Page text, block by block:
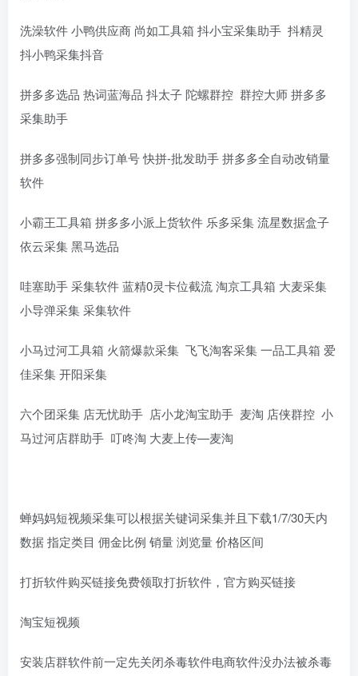
洗澡软件 小鸭供应商 尚如工具箱 抖小宝采集助手 抖精灵
抖小鸭采集抖音
拼多多选品 热词蓝海品 抖太子 陀螺群控 群控大师 拼多多
采集助手
拼多多强制同步订单号 快拼-批发助手 拼多多全自动改销量
软件
小霸王工具箱 拼多多小派上货软件 乐多采集 流星数据盒子
依云采集 黑马选品
哇塞助手 采集软件 蓝精0灵卡位截流 淘京工具箱 大麦采集
小导弹采集 采集软件
小马过河工具箱 火箭爆款采集 飞飞淘客采集 一品工具箱 爱
佳采集 开阳采集
六个团采集 店无忧助手 店小龙淘宝助手 麦淘 店侠群控 小
马过河店群助手 叮咚淘 大麦上传—麦淘
蝉妈妈短视频采集可以根据关键词采集并且下载1/7/30天内
数据 指定类目 佣金比例 销量 浏览量 价格区间
打折软件购买链接免费领取打折软件，官方购买链接
淘宝短视频
安装店群软件前一定先关闭杀毒软件电商软件没办法被杀毒